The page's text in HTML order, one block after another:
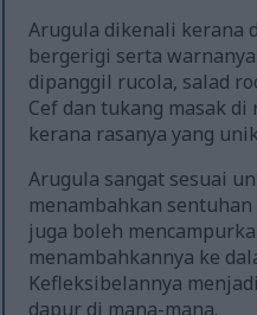
Arugula dikenali kerana
bergerigi serta
dipanggil rucola, salad
Cef dan tukang masak
kerana rasanya yang
Arugula sangat sesuai
menambahkan sentuhan
juga boleh
menambahkannya ke
Kefleksibelannya
dapur di mana-mana.